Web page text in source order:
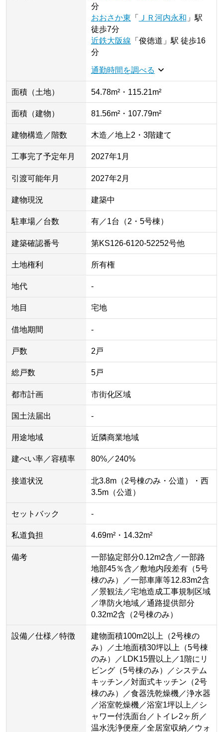
分
おおさか東 「 ＪＲ河内永和 」駅
徒歩7分
近鉄大阪線 「 俊徳道 」駅 徒歩16
分
通勤時間を調べる
面積（土地） 54.78m²・115.21m²
面積（建物） 81.56m²・107.79m²
建物構造／階数 木造／地上2・3階建て
工事完了予定年月 2027年1月
引渡可能年月 2027年2月
建物現況 建築中
駐車場／台数 有／1台（2・5号棟）
建築確認番号 第KS126-6120-52252号他
土地権利 所有権
地代 -
地目 宅地
借地期間 -
戸数 2戸
総戸数 5戸
都市計画 市街化区域
国土法届出 -
用途地域 近隣商業地域
建ぺい率／容積率 80%／240%
接道状況
北3.8m（2号棟のみ・公道）・西
3.5m（公道）
セットバック -
私道負担 4.69m²・14.32m²
備考
一部協定部分0.12m2含／一部路
地部45％含／敷地内段差有（5号
棟のみ）／一部車庫等12.83m2含
／景観法／宅地造成工事規制区域
／準防火地域／通路提供部分
0.32m2含（2号棟のみ）
設備／仕様／特徴
建物面積100m2以上（2号棟の
み）／土地面積30坪以上（5号棟
のみ）／LDK15畳以上／1階にリ
ビング（5号棟のみ）／システム
キッチン／対面式キッチン（2号
棟のみ）／食器洗乾燥機／浄水器
／浴室乾燥機／浴室1坪以上／シ
ャワー付洗面台／トイレ2ヶ所／
温水洗浄便座／全居室収納／ウォ